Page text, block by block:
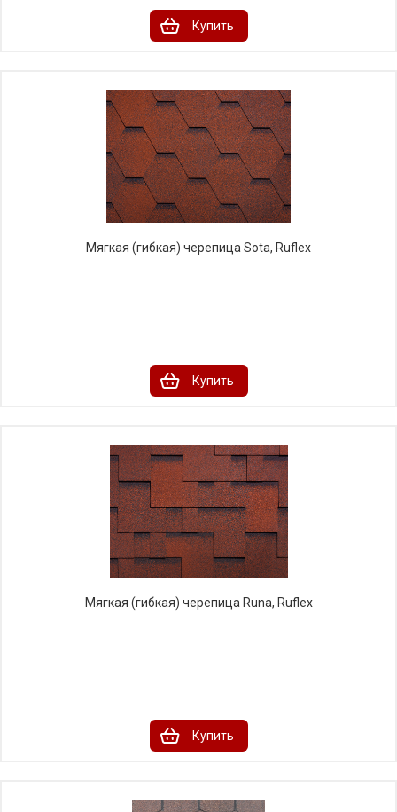
Купить
Мягкая (гибкая) черепица Sota, Ruflex
Купить
Мягкая (гибкая) черепица Runa, Ruflex
Купить